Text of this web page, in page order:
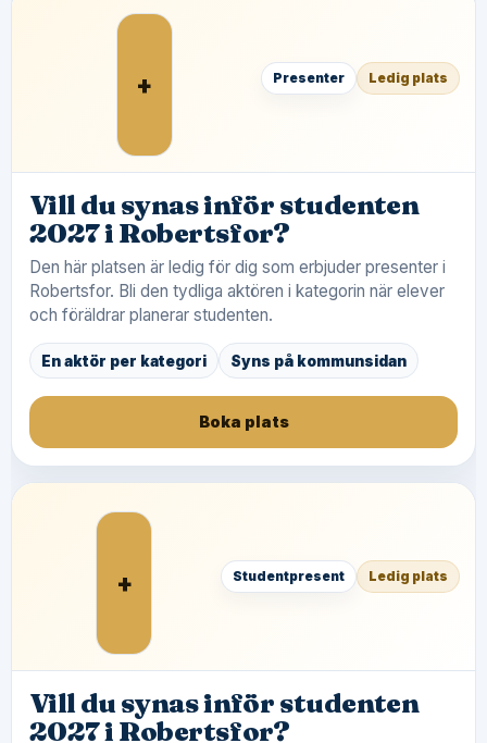
+ Presenter Ledig plats
Vill du synas inför studenten
2027 i Robertsfor?
Den här platsen är ledig för dig som erbjuder presenter i
Robertsfor. Bli den tydliga aktören i kategorin när elever
och föräldrar planerar studenten.
En aktör per kategori Syns på kommunsidan
Boka plats
+ Studentpresent Ledig plats
Vill du synas inför studenten
2027 i Robertsfor?